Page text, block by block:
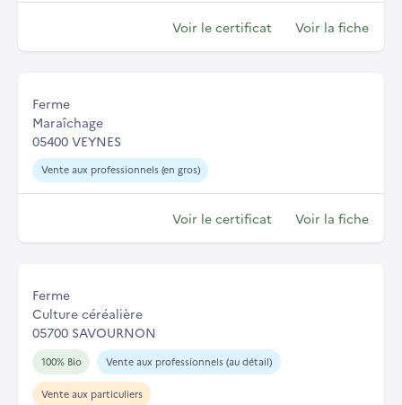
Voir le certificat Voir la fiche
Ferme
Maraîchage
05400 VEYNES
Vente aux professionnels (en gros)
Voir le certificat Voir la fiche
Ferme
Culture céréalière
05700 SAVOURNON
100% Bio Vente aux professionnels (au détail)
Vente aux particuliers